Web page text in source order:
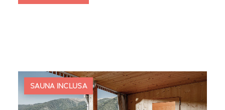
SAUNA INCLUSA